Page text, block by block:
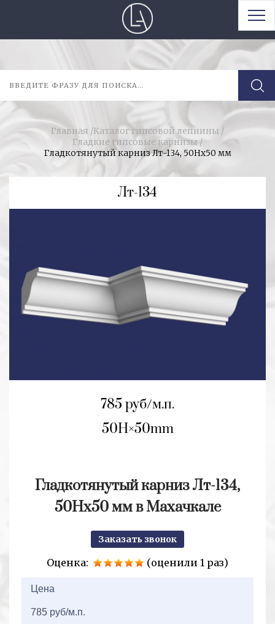
Главная /Каталог гипсовой лепнины /
Гладкие гипсовые карнизы/
Гладкотянутый карниз Лт-134, 50Нх50 мм
Лт-134
785 руб/м.п.
50H 50mm
Гладкотянутый карниз Лт-134,
50Нх50 мм в Махачкале
Заказать звонок
Оценка:
(оценили 1 раз)
Цена
785 руб/м.п.